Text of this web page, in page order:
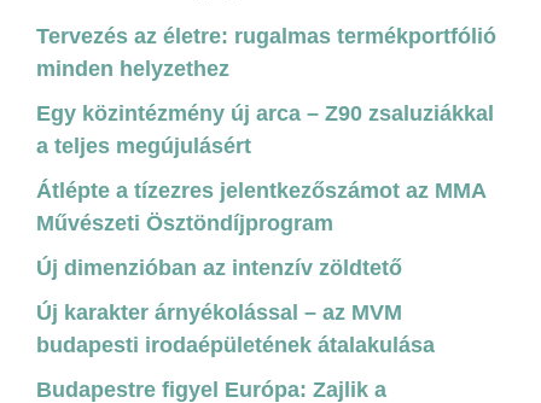
Tervezés az életre: rugalmas termékportfólió
minden helyzethez
Egy közintézmény új arca – Z90 zsaluziákkal
a teljes megújulásért
Átlépte a tízezres jelentkezőszámot az MMA
Művészeti Ösztöndíjprogram
Új dimenzióban az intenzív zöldtető
Új karakter árnyékolással – az MVM
budapesti irodaépületének átalakulása
Budapestre figyel Európa: Zajlik a